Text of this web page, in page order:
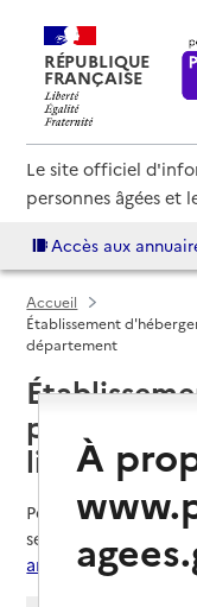
RÉPUBLIQUE
FRANÇAISE
Le site officiel
personnes âgées et
Accès aux
Accueil
Établissement
département
pour
liste par
Pour en savoir plus
services présentés,
annuaires»
À